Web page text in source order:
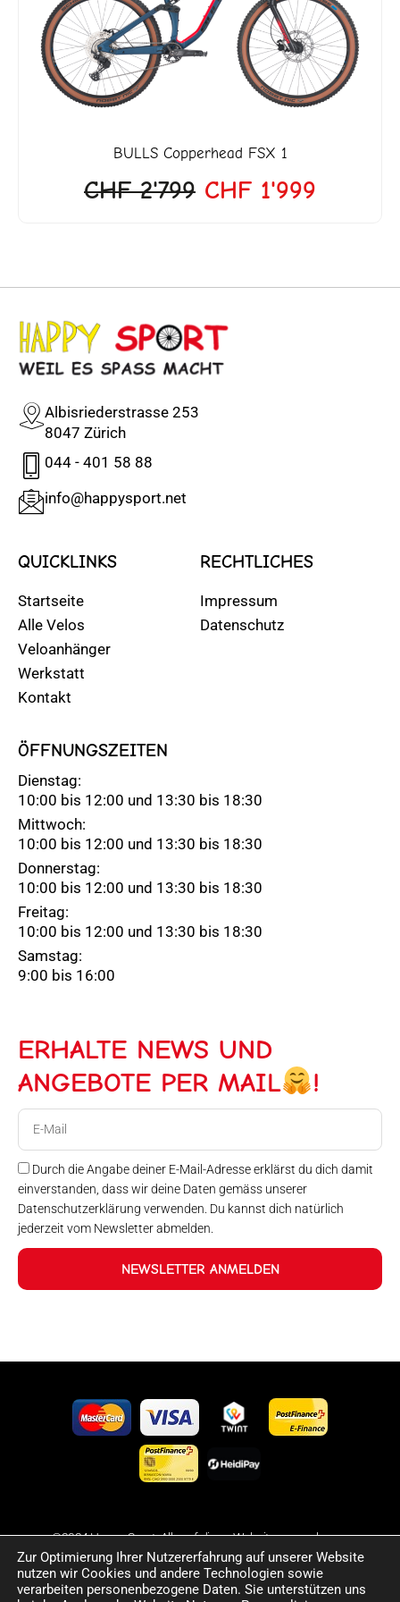
BULLSCopperhead FSX 1
CHF2'799
CHF 2'799
CHF 1'999
CHF
Albisriederstrasse 253
8047 Zürich
044 - 401 58 88
info@happysport.net
QUICKLINKS
Startseite
Alle Velos
Veloanhänger
Werkstatt
Kontakt
RECHTLICHES
Impressum
Datenschutz
ÖFFNUNGSZEITEN
Dienstag:
10:00 bis 12:00 und 13:30 bis 18:30
Mittwoch:
10:00 bis 12:00 und 13:30 bis 18:30
Donnerstag:
10:00 bis 12:00 und 13:30 bis 18:30
Freitag:
10:00 bis 12:00 und 13:30 bis 18:30
Samstag:
9:00 bis 16:00
ERHALTE NEWS UND
ANGEBOTE PER MAIL
!
Durch die Angabe deiner E-Mail-Adresse erklärst du dich damit
einverstanden, dass wir deine Daten gemäss unserer
Datenschutzerklärung verwenden. Du kannst dich natürlich
jederzeit vom Newsletter abmelden.
NEWSLETTER ANMELDEN
©2024 Happy Sport. Alle auf dieser Website angegebenen
Preise und Informationen sind unverbindlich und können
Fehler sowie Irrtümer enthalten. Wir behalten uns das Recht
vor, jederzeit Änderungen vorzunehmen. Für die Richtigkeit
Zur Optimierung Ihrer Nutzererfahrung auf unserer Website
nutzen wir Cookies und andere Technologien sowie
verarbeiten personenbezogene Daten. Sie unterstützen uns